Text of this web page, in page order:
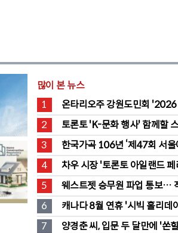
많이 본 뉴스
1
온타리오주 강원도민회
회' 성료
2
토론토 'K-문화 행사' 함께할
채용 공고
3
한국가곡 106년 ‘제47회 서울
2회차 무대 성황
4
차우 시장 '토론토 아일랜드
이·시니어 무료' 발표
5
웨스트젯 승무원 파업 통보…
불에 항공 대란
6
캐나다 8월 연휴 '시빅 홀리
유래 완전정리
7
양경춘 씨, 입문 두 달만에 '쏜